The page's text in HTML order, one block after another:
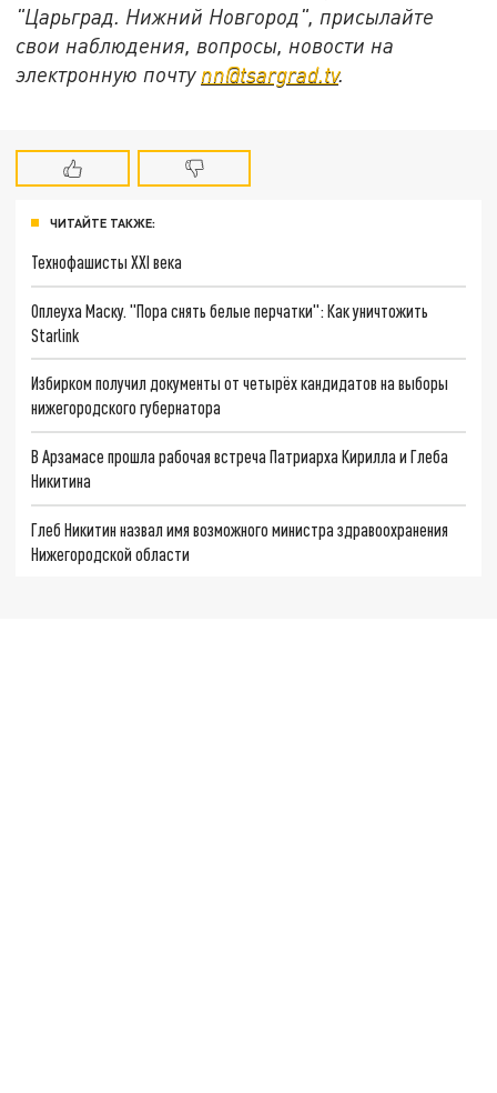
"Царьград. Нижний Новгород", присылайте
свои наблюдения, вопросы, новости на
электронную почту nn@tsargrad.tv.
ЧИТАЙТЕ ТАКЖЕ:
Технофашисты XXI века
Оплеуха Маску. "Пора снять белые перчатки": Как уничтожить
Starlink
Избирком получил документы от четырёх кандидатов на выборы
нижегородского губернатора
В Арзамасе прошла рабочая встреча Патриарха Кирилла и Глеба
Никитина
Глеб Никитин назвал имя возможного министра здравоохранения
Нижегородской области